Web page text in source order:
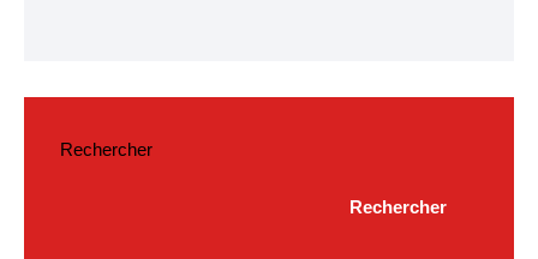
Rechercher
Rechercher